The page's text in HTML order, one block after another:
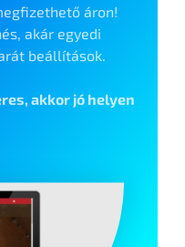
áron!
akár egyedi
beállítások.
akkor jó helyen